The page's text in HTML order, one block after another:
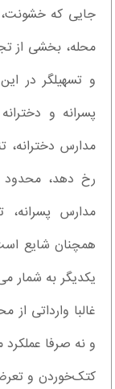
جایی که خشونت،
محله، بخشی از
و تسهیلگر در
پسرانه و
مدارس دخترانه،
رخ دهد، محدود
مدارس
همچنان شایع است
یکدیگر به شمار
غالبا وارداتی
و نه صرفا
کتک‌خوردن و